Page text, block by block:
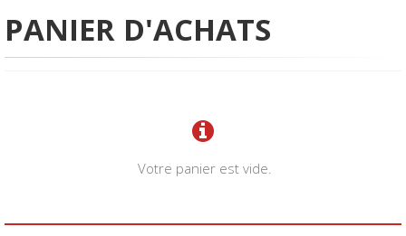
PANIER D'ACHATS
Votre panier est vide.